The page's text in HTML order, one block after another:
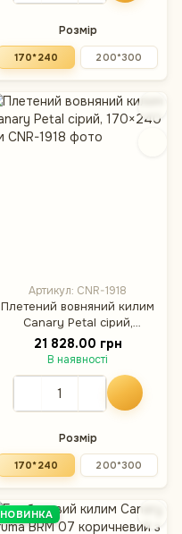
Розмір
170*240 200*300
Артикул: CNR-1918
Плетений вовняний килим
Canary Petal сірий,
170×240 см
21 828.00 грн
В наявності
Розмір
170*240 200*300
НОВИНКА